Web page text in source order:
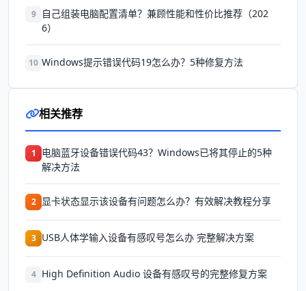
9
自己组装电脑配置清单？兼顾性能和性价比推荐（202
6）
10 Windows提示错误代码19怎么办？5种修复方法
相关推荐
1
电脑蓝牙设备错误代码43？Windows已将其停止的5种
解决方法
2 显卡状态显示该设备有问题怎么办？有效解决教程分享
3 USB人体学输入设备有感叹号怎么办 完整解决方案
4 High Definition Audio 设备有感叹号的完整修复方案